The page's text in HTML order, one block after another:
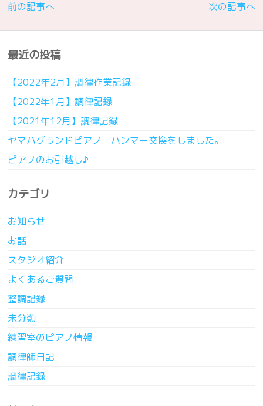
前の記事へ 次の記事へ
最近の投稿
【2022年2月】調律作業記録
【2022年1月】調律記録
【2021年12月】調律記録
ヤマハグランドピアノ ハンマー交換をしました。
ピアノのお引越し♪
カテゴリ
お知らせ
お話
スタジオ紹介
よくあるご質問
整調記録
未分類
練習室のピアノ情報
調律師日記
調律記録